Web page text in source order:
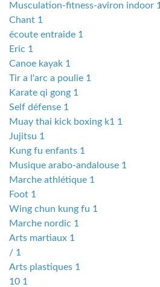
Musculation-fitness-aviron indoor 1
Chant 1
écoute entraide 1
Eric 1
Canoe kayak 1
Tir a l'arc a poulie 1
Karate qi gong 1
Self défense 1
Muay thai kick boxing k1 1
Jujitsu 1
Kung fu enfants 1
Musique arabo-andalouse 1
Marche athlétique 1
Foot 1
Wing chun kung fu 1
Marche nordic 1
Arts martiaux 1
/ 1
Arts plastiques 1
10 1